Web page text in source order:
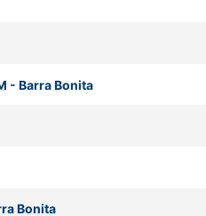
- Barra Bonita
Bonita